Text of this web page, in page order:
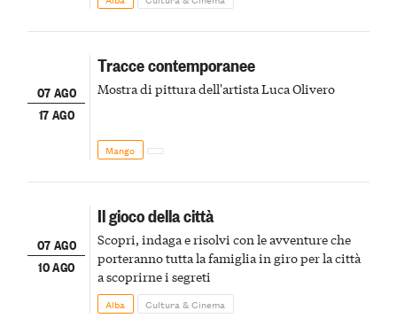
07 AGO
17 AGO
Tracce contemporanee
Mostra di pittura dell'artista Luca Olivero
Mango
07 AGO
10 AGO
Il gioco della città
Scopri, indaga e risolvi con le avventure che
porteranno tutta la famiglia in giro per la città
a scoprirne i segreti
Alba Cultura & Cinema